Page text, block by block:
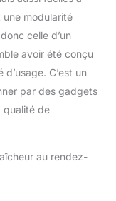
modularité
celle d’un
avoir été conçu
C’est un
par des gadgets
qualité de
au rendez-